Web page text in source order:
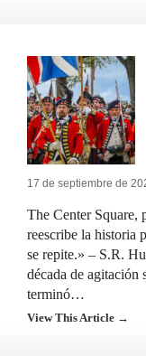
17 de septiembre de
The Center Square,
reescribe la historia
se repite.» – S.R.
década de
terminó…
View This Article →